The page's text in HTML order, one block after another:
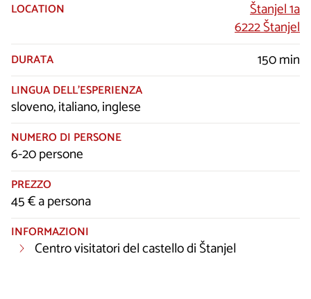
LOCATION
Štanjel 1a
6222 Štanjel
DURATA 150 min
LINGUA DELL’ESPERIENZA
sloveno, italiano, inglese
NUMERO DI PERSONE
6-20 persone
PREZZO
45 € a persona
INFORMAZIONI
Centro visitatori del castello di Štanjel